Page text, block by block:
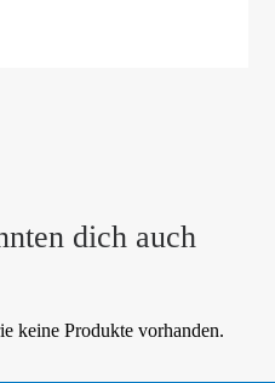
dich auch
keine Produkte vorhanden.